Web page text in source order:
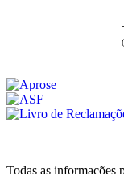
Todas as informações